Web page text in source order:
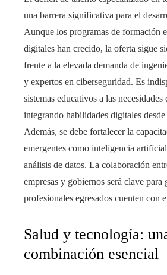
una barrera significativa para el
Aunque los programas de formación
digitales han crecido, la oferta sigue
frente a la elevada demanda de
y expertos en ciberseguridad. Es
sistemas educativos a las
integrando habilidades digitales
Además, se debe fortalecer la
emergentes como inteligencia
análisis de datos. La colaboración
empresas y gobiernos será clave para
profesionales egresados cuenten con
Salud y tecnología:
combinación esencial